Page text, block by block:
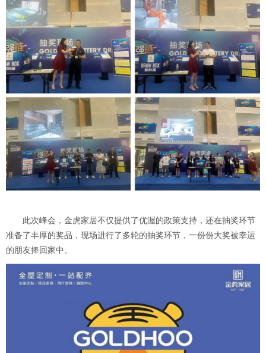
此次峰会，金虎家居不仅提供了优渥的政策支持，还在抽奖环节
准备了丰厚的奖品，现场进行了多轮的抽奖环节，一份份大奖被幸运
的朋友捧回家中。